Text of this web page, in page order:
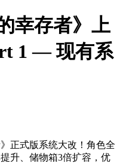
幸存者》上
1 — 现有系
正式版系统大改！角色全
升、储物箱3倍扩容，优